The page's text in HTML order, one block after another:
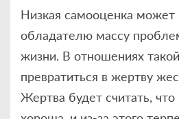
Низкая самооценка может
обладателю массу
жизни. В отношениях
превратиться в жертву
Жертва будет считать, что